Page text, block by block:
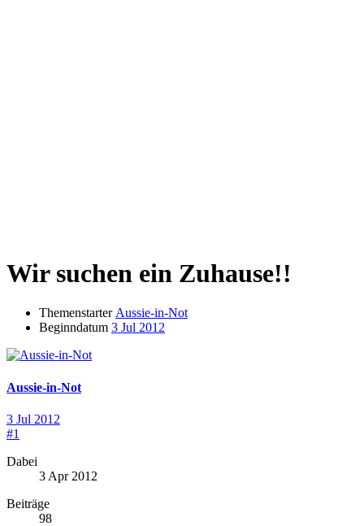
Wir suchen ein Zuhause!!
Themenstarter Aussie-in-Not
Beginndatum 3 Jul 2012
Aussie-in-Not
3 Jul 2012
#1
Dabei
3 Apr 2012
Beiträge
98